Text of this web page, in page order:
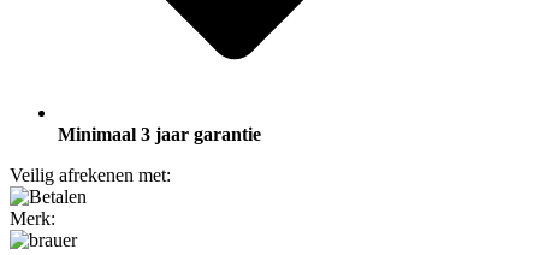
Minimaal 3 jaar garantie
Veilig afrekenen met:
Merk: